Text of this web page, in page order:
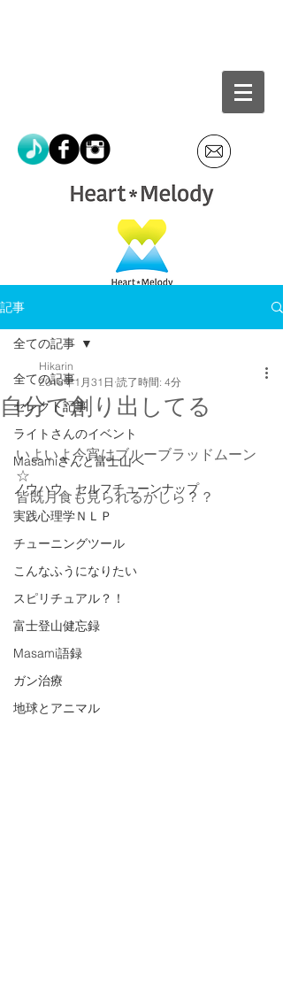
記事
全ての記事
セレクト記事
ライトさんのイベント
Masamiさんと富士山へ
ノウハウ セルフチューンナップ
実践心理学ＮＬＰ
チューニングツール
こんなふうになりたい
スピリチュアル？！
富士登山健忘録
Masami語録
ガン治療
地球とアニマル
全ての記事
自分で創り出してる
Hikarin
2018年1月31日 読了時間: 4分
いよいよ今宵はブルーブラッドムーン
☆
皆既月食も見られるかしら？？